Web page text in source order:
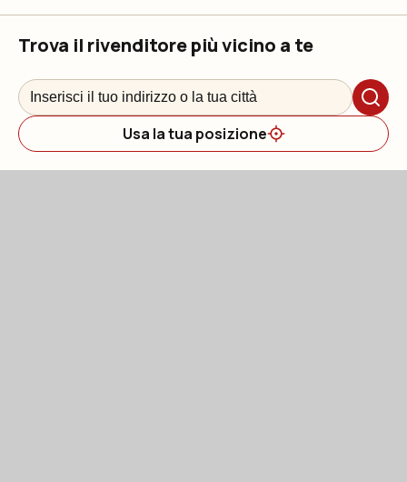
Trova il rivenditore più vicino a te
Usa la tua posizione